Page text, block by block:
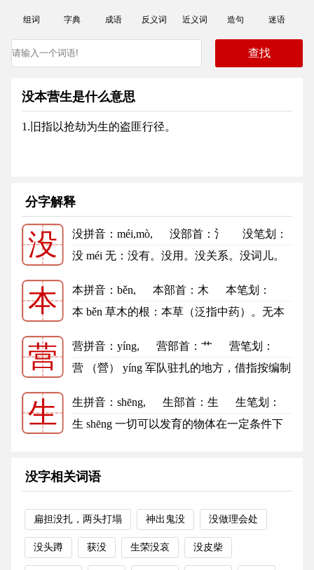
组词 字典 成语 反义词 近义词 造句 迷语
没本营生是什么意思
1.旧指以抢劫为生的盗匪行径。
分字解释
没 没拼音 ：méi,mò, 没部首 ：氵
没笔划：
7
没的笔顺
没 méi 无：没有。没用。没关系。没词儿。
本 本拼音 ：běn, 本部首 ：木
本笔划：
5
本的笔顺
本 běn 草木的根：本草（泛指中药）。无本
营 营拼音 ：yíng, 营部首 ：艹
营笔划：
11
营的笔顺
营 （營） yíng 军队驻扎的地方，借指按编制
生 生拼音 ：shēng, 生部首 ：生
生笔划：
5
生的笔顺
生 shēng 一切可以发育的物体在一定条件下
没字相关词语
扁担没扎，两头打塌 神出鬼没 没做理会处
没头蹲 获没 生荣没哀 没皮柴